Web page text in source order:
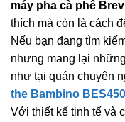
máy pha cà phê
thích mà còn là cách
Nếu bạn đang tìm
nhưng mang lại
như tại quán chuyên
the Bambino
Với thiết kế tinh tế và